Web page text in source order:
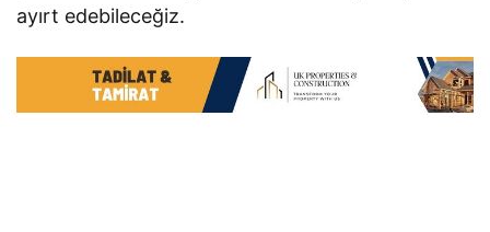
ayırt edebileceğiz.